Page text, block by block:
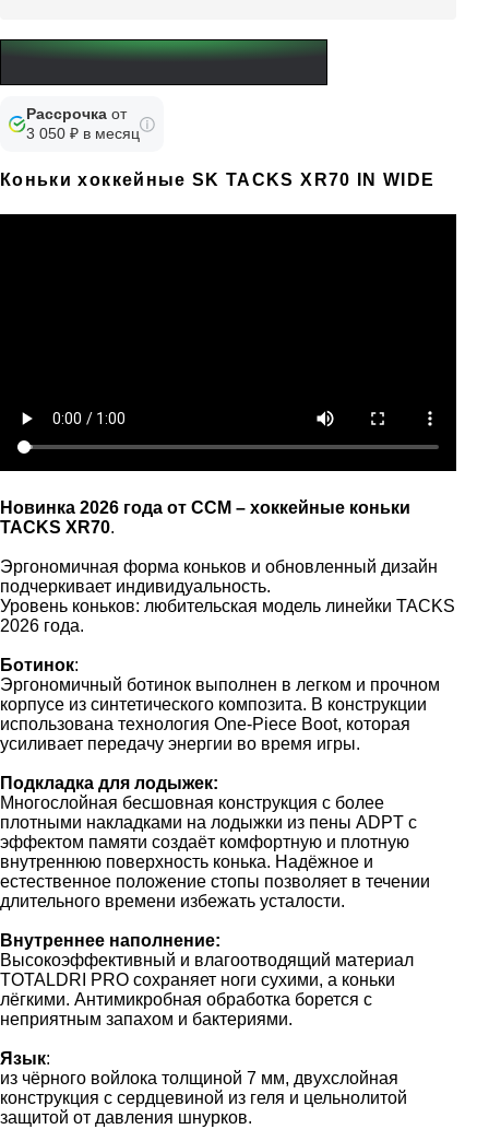
Рассрочка от
3 050 ₽ в месяц
Коньки хоккейные SK TACKS XR70 IN WIDE
Новинка 2026 года от CCM – хоккейные коньки
TACKS XR70.
Эргономичная форма коньков и обновленный дизайн
подчеркивает индивидуальность.
Уровень коньков: любительская модель линейки TACKS
2026 года.
Ботинок:
Эргономичный ботинок выполнен в легком и прочном
корпусе из синтетического композита. В конструкции
использована технология One-Piece Boot, которая
усиливает передачу энергии во время игры.
Подкладка для лодыжек:
Многослойная бесшовная конструкция с более
плотными накладками на лодыжки из пены ADPT с
эффектом памяти создаёт комфортную и плотную
внутреннюю поверхность конька. Надёжное и
естественное положение стопы позволяет в течении
длительного времени избежать усталости.
Внутреннее наполнение:
Высокоэффективный и влагоотводящий материал
TOTALDRI PRO сохраняет ноги сухими, а коньки
лёгкими. Антимикробная обработка борется с
неприятным запахом и бактериями.
Язык:
из чёрного войлока толщиной 7 мм, двухслойная
конструкция с сердцевиной из геля и цельнолитой
защитой от давления шнурков.